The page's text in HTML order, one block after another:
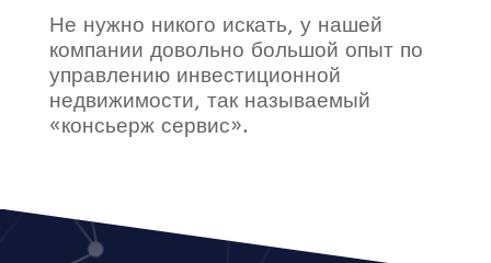
Не нужно никого искать, у нашей
компании довольно большой опыт по
управлению инвестиционной
недвижимости, так называемый
«консьерж сервис».